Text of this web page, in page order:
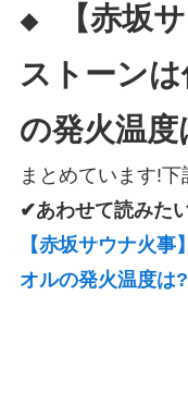
◆
【赤坂
ストーン
の発火温度
まとめています!
✔あわせて読みた
【赤坂サウナ火
オルの発火温度